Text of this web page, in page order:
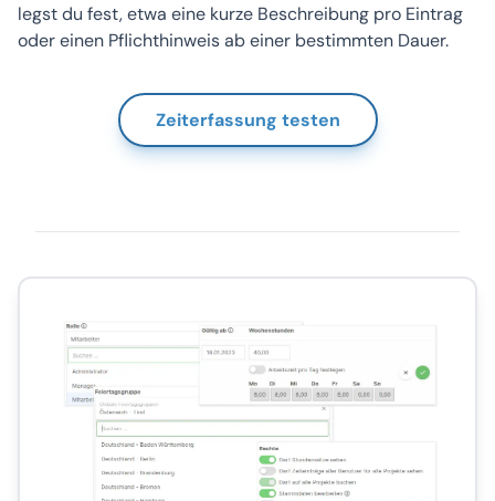
legst du fest, etwa eine kurze Beschreibung pro Eintrag
oder einen Pflichthinweis ab einer bestimmten Dauer.
Zeiterfassung testen